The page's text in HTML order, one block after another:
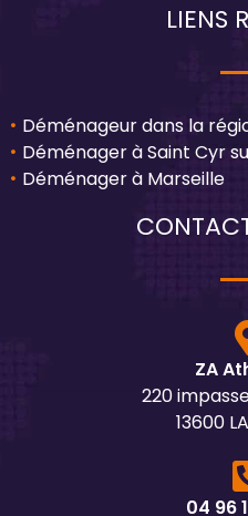
LIENS
Déménageur dans la
Déménager à Saint Cyr
Déménager à Marseille
ZA
220
13600
04 96